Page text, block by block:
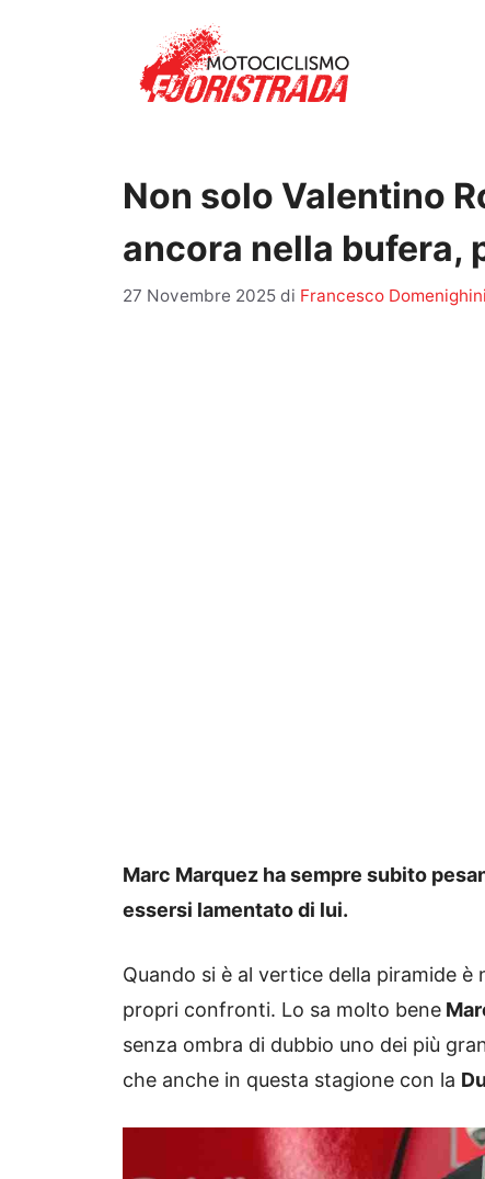
Non solo Valentino
ancora nella bufera,
27 Novembre 2025 di Francesco Domenighini
Marc Marquez ha sempre subito
essersi lamentato di lui.
Quando si è al vertice della piramide
propri confronti. Lo sa molto bene
senza ombra di dubbio uno dei più
che anche in questa stagione con la